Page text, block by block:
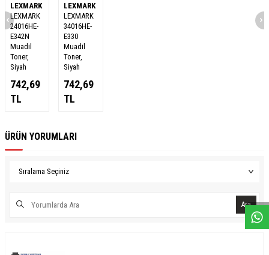
W
h
a
s
a
p
p
D
e
s
e
H
a
t
t
LEXMARK
LEXMARK
24016HE-
E342N
Muadil
Toner,
Siyah
742,69
TL
LEXMARK
LEXMARK
34016HE-
E330
Muadil
Toner,
Siyah
742,69
TL
ÜRÜN YORUMLARI
Ara